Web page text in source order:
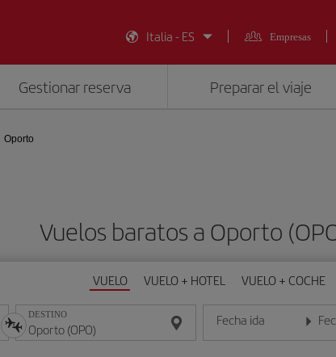
Italia - ES
Empresas
Gestionar reserva Preparar el viaje
Oporto
Vuelos baratos a Oporto
VUELO VUELO + HOTEL VUELO + COCHE
DESTINO Fecha ida
Introduce la fecha en